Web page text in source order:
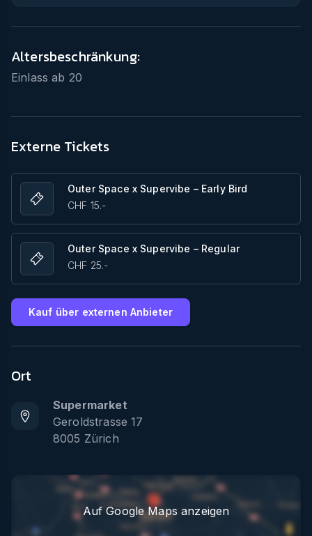
Altersbeschränkung:
Einlass ab 20
Externe Tickets
Outer Space x Supervibe – Early Bird
CHF 15.-
Outer Space x Supervibe – Regular
CHF 25.-
Kauf über externen Anbieter
Ort
Supermarket
Geroldstrasse 17
8005 Zürich
Auf Google Maps anzeigen